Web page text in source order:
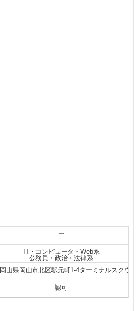
ー
IT・コンピュータ・Web系
公務員・政治・法律系
岡山県岡山市北区駅元町1-4ターミナルスクウ
認可